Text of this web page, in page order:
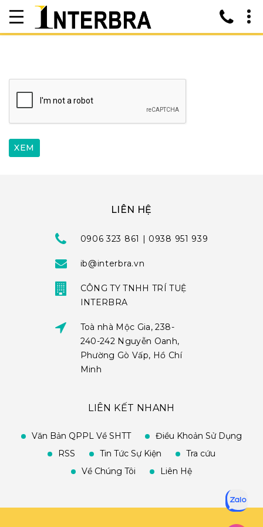
LIÊN HỆ
0906 323 861 | 0938 951 939
ib@interbra.vn
CÔNG TY TNHH TRÍ TUỆ
INTERBRA
Toà nhà Mộc Gia, 238-
240-242 Nguyễn Oanh,
Phường Gò Vấp, Hồ Chí
Minh
LIÊN KẾT NHANH
Văn Bản QPPL Về SHTT
Điều Khoản Sử Dụng
RSS
Tin Tức Sự Kiện
Tra cứu
Về Chúng Tôi
Liên Hệ